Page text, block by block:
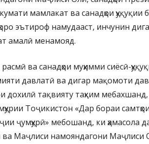
мамлакат ва санадҳои ҳуқуқии
эътироф намудааст, инчунин
амалӣ менамояд.
расмӣ ва санадҳои муҳимми сиёсӣ-
давлатӣ ва дигар мақомоти
дохилӣ тақвияту таҳким
Тоҷикистон «Дар бораи
ҷумҳурӣ» мебошанд, ки ҳамасола
Маҷлиси намояндагони Маҷлиси